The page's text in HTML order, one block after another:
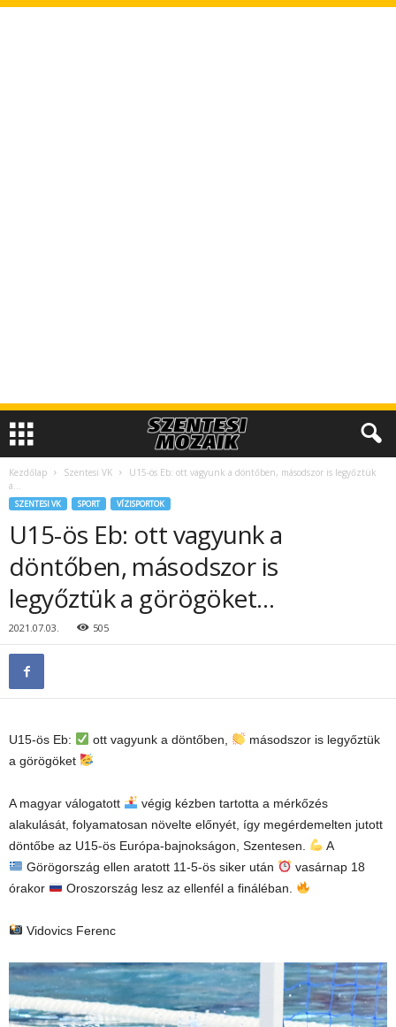
Kezdőlap Szentesi VK
U15-ös Eb: ott vagyunk a döntőben, másodszor is legyőztük
a...
SZENTESI VK SPORT VÍZISPORTOK
U15-ös Eb: ott vagyunk a
döntőben, másodszor is
legyőztük a görögöket…
2021.07.03. 505
U15-ös Eb: ott vagyunk a döntőben,
másodszor is legyőztük
a görögöket
A magyar válogatott
végig kézben tartotta a mérkőzés
alakulását, folyamatosan növelte előnyét, így megérdemelten jutott
döntőbe az U15-ös Európa-bajnokságon, Szentesen.
A
Görögország ellen aratott 11-5-ös siker után
vasárnap 18
órakor
Oroszország lesz az ellenfél a fináléban.
Vidovics Ferenc